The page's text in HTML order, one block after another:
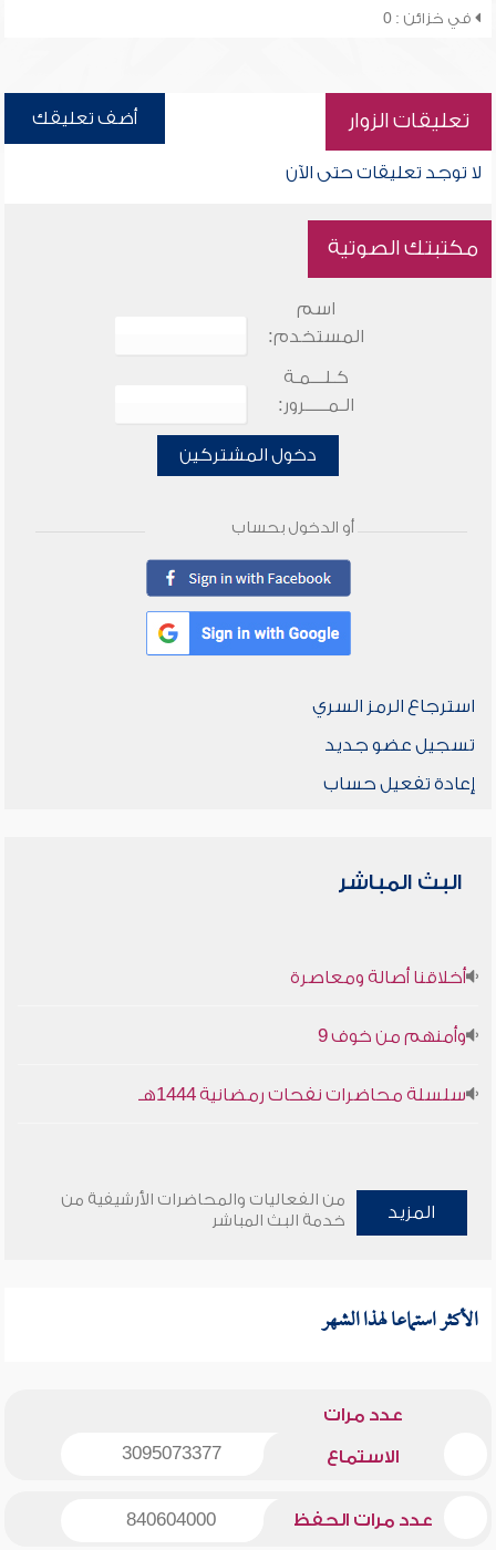
في خزائن : 0
تعليقات الزوار أضف تعليقك
لا توجد تعليقات حتى الآن
مكتبتك الصوتية
اسم
المستخدم:
كـلـــمـة
الـمـــــرور:
دخول المشتركين
أو الدخول بحساب
استرجاع الرمز السري
تسجيل عضو جديد
إعادة تفعيل حساب
البث المباشر
أخلاقنا أصالة ومعاصرة
وأمنهم من خوف 9
سلسلة محاضرات نفحات رمضانية 1444هـ
المزيد
من الفعاليات والمحاضرات الأرشيفية من
خدمة البث المباشر
الأكثر استماعا لهذا الشهر
عدد مرات
الاستماع 3095073377
عدد مرات الحفظ 840604000